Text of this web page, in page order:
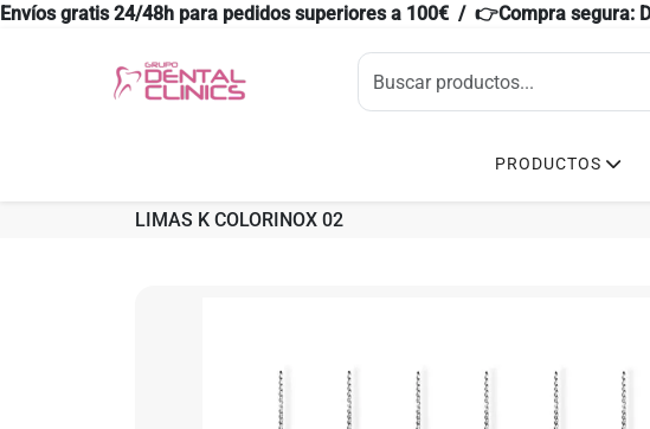
Envíos gratis 24/48h para pedidos superiores a 100€ / 👉Compra segura:
PRODUCTOS
LIMAS K COLORINOX 02